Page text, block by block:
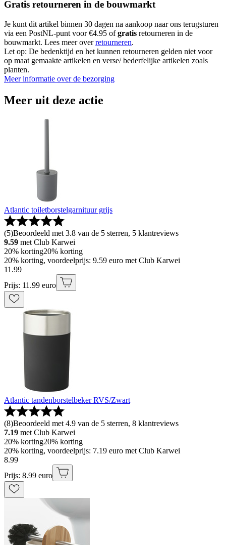
Gratis retourneren in de bouwmarkt
Je kunt dit artikel binnen 30 dagen na aankoop naar ons terugsturen
via een PostNL-punt voor €4.95 ofgratis retourneren in de
bouwmarkt. Lees meer overretourneren.
Let op: De bedenktijd en het kunnen retourneren gelden niet voor
op maat gemaakte artikelen en verse/ bederfelijke artikelen zoals
planten.
Meer informatie over de bezorging
Meer uit deze actie
Atlantic toiletborstelgarnituur grijs
(5)Beoordeeld met 3.8 van de 5 sterren, 5 klantreviews
9.59 met Club Karwei
20% korting20% korting
20% korting, voordeelprijs: 9.59 euro met Club Karwei
11 .99
Prijs: 11.99 euro
Atlantic tandenborstelbeker RVS/Zwart
(8)Beoordeeld met 4.9 van de 5 sterren, 8 klantreviews
7.19 met Club Karwei
20% korting20% korting
20% korting, voordeelprijs: 7.19 euro met Club Karwei
8.99
Prijs: 8.99 euro